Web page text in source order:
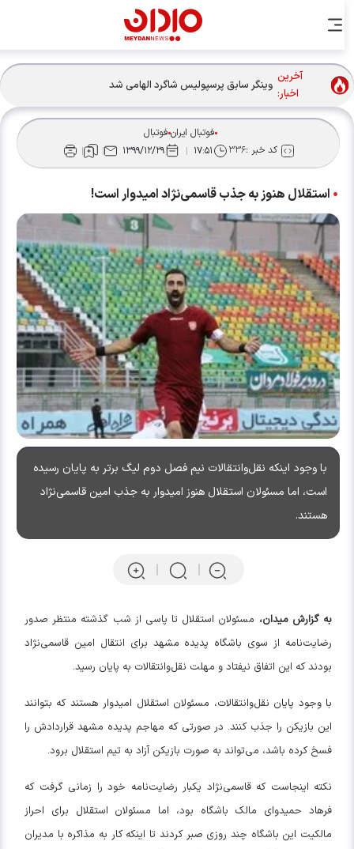
آخرین
اخبار:
وینگر سابق پرسپولیس شاگرد الهامی شد
فوتبال ایرانفوتبال
کد خبر :۳۳۶ ۱۷:۵۱ ۱۳۹۹/۱۲/۲۹
استقلال هنوز به جذب قاسمی‌نژاد امیدوار است!
با وجود اینکه نقل‌وانتقالات نیم فصل دوم لیگ برتر به پایان رسیده
است، اما مسئولان استقلال هنوز امیدوار به جذب امین قاسمی‌نژاد
هستند.
به گزارش میدان،مسئولان استقلال تا پاسی از شب گذشته منتظر صدور
رضایت‌نامه از سوی باشگاه پدیده مشهد برای انتقال امین قاسمی‌نژاد
بودند که این اتفاق نیفتاد و مهلت نقل‌وانتقالات به پایان رسید.
با وجود پایان نقل‌وانتقالات، مسئولان استقلال امیدوار هستند که بتوانند
این بازیکن را جذب کنند. در صورتی که مهاجم پدیده مشهد قراردادش را
فسخ کرده باشد، می‌تواند به صورت بازیکن آزاد به تیم استقلال برود.
نکته اینجاست که قاسمی‌نژاد یکبار رضایت‌نامه خود را زمانی گرفت که
فرهاد حمیدوای مالک باشگاه بود، اما مسئولان استقلال برای احراز
مالکیت این باشگاه چند روزی صبر کردند تا اینکه کار به مذاکره با مدیران